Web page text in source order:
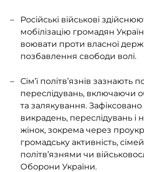
Російські військові
мобілізацію громадян
воювати проти власної
позбавлення свободи волі.
Сім’ї політв’язнів зазнають
переслідувань, включаючи
та залякування.
викрадень, переслідувань і
жінок, зокрема через
громадську активність,
політв’язнями чи
Оборони України.